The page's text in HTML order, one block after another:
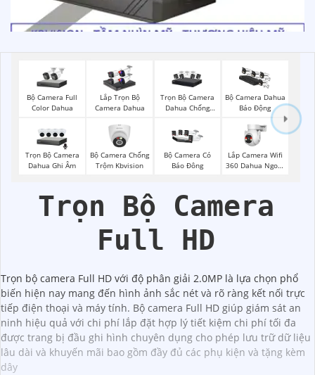
Bộ Camera Full
Color Dahua
Lắp Trọn Bộ
Camera Dahua
Trọn Bộ Camera
Dahua Chống
Bộ Camera Dahua
Báo Động
Trọn Bộ Camera
Dahua Ghi Âm
Bộ Camera Chống
Trộm Kbvision
Bộ Camera Có
Báo Đông
Lắp Camera Wifi
360 Dahua Ngoài
Trọn Bộ Camera
Full HD
Trọn bộ camera Full HD với độ phân giải 2.0MP là lựa chọn phổ
biến hiện nay mang đến hình ảnh sắc nét và rõ ràng kết nối trực
tiếp điện thoại và máy tính. Bộ camera Full HD giúp giám sát an
ninh hiệu quả với chi phí lắp đặt hợp lý tiết kiệm chi phí tối đa
được trang bị đầu ghi hình chuyên dụng cho phép lưu trữ dữ liệu
lâu dài và khuyến mãi bao gồm đầy đủ các phụ kiện và tặng kèm
dây